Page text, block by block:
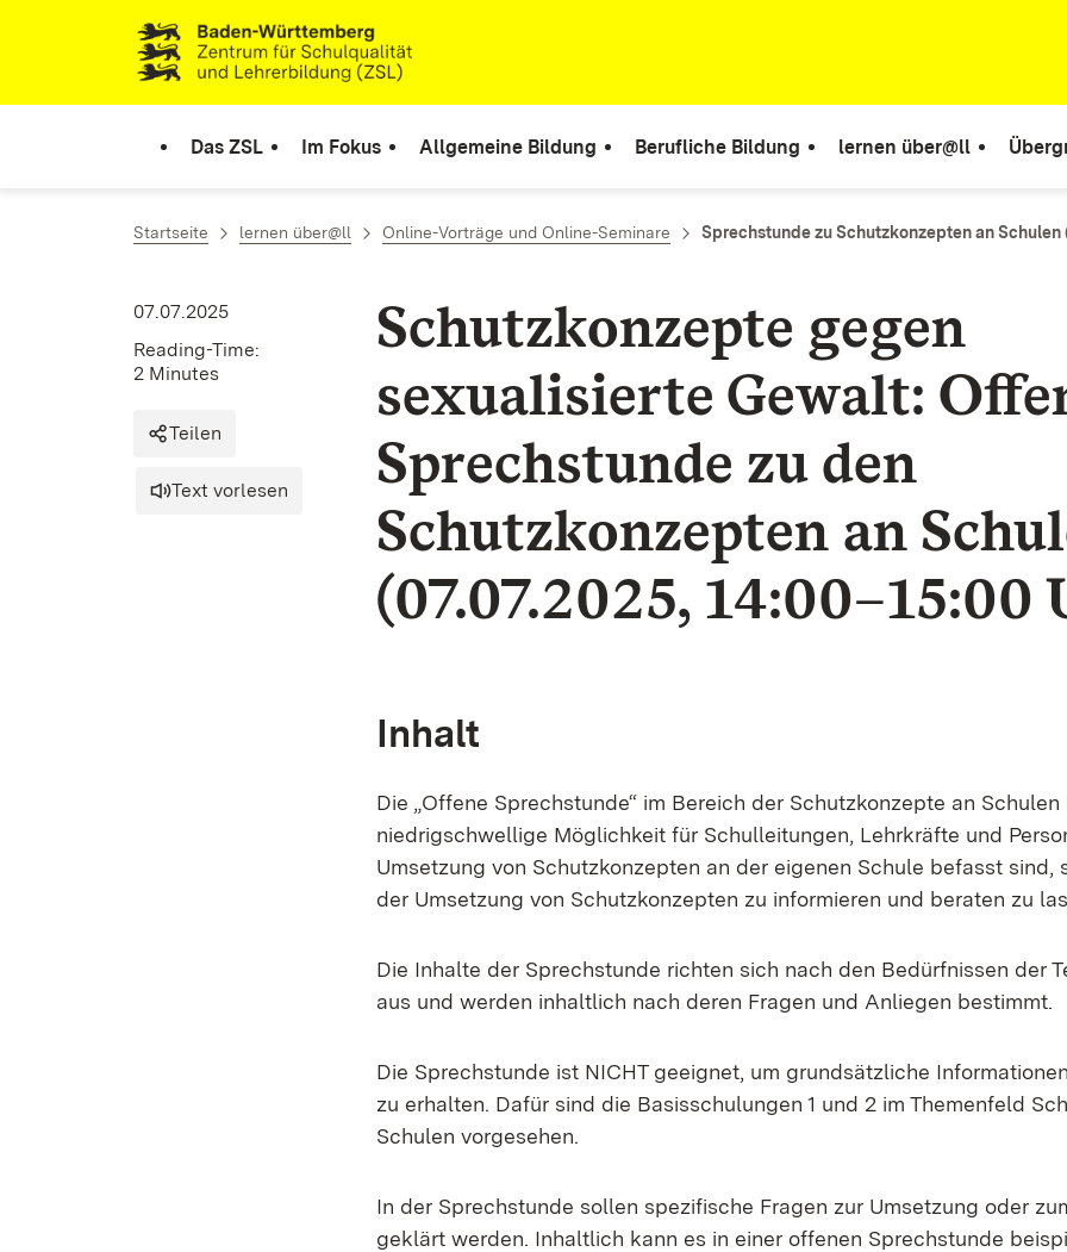
Skip to content
Link to homepage
Das ZSL Im Fokus Allgemeine Bildung Berufliche Bildung lernen über@ll
Startseite lernen über@ll Online-Vorträge und Online-Seminare Sprechstunde zu Schutzkonzepten an Schulen
Schutzkonzepte gegen
sexualisierte Gewalt:
Sprechstunde zu den
Schutzkonzepten an
(07.07.2025, 14:00–15:00
07.07.2025
Reading-Time:
2 Minutes
Teilen
Text vorlesen
Inhalt
Die „Offene Sprechstunde“ im Bereich der Schutzkonzepte an
niedrigschwellige Möglichkeit für Schulleitungen, Lehrkräfte und
Umsetzung von Schutzkonzepten an der eigenen Schule befasst sind,
der Umsetzung von Schutzkonzepten zu informieren und beraten zu
Die Inhalte der Sprechstunde richten sich nach den Bedürfnissen der
aus und werden inhaltlich nach deren Fragen und Anliegen bestimmt.
Die Sprechstunde ist NICHT geeignet, um grundsätzliche
zu erhalten. Dafür sind die Basisschulungen 1 und 2 im Themenfeld
Schulen vorgesehen.
In der Sprechstunde sollen spezifische Fragen zur Umsetzung oder
geklärt werden. Inhaltlich kann es in einer offenen Sprechstunde